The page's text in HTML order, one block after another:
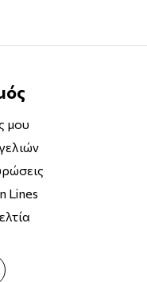
μου
Lines